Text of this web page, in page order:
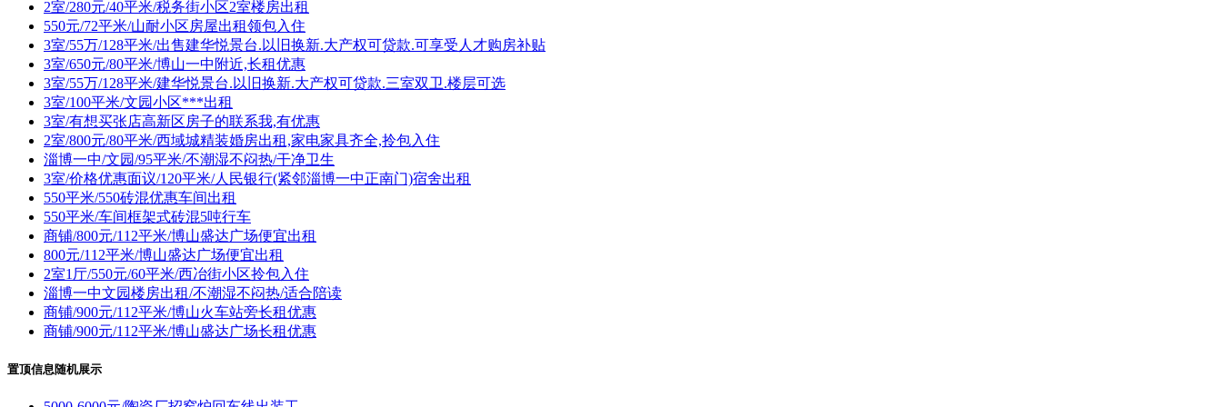
2室/280元/40平米/税务街小区2室楼房出租
550元/72平米/山耐小区房屋出租领包入住
3室/55万/128平米/出售建华悦景台.以旧换新.大产权可贷款.可享受人才购房补贴
3室/650元/80平米/博山一中附近,长租优惠
3室/55万/128平米/建华悦景台.以旧换新.大产权可贷款.三室双卫.楼层可选
3室/100平米/文园小区***出租
3室/有想买张店高新区房子的联系我,有优惠
2室/800元/80平米/西域城精装婚房出租,家电家具齐全,拎包入住
淄博一中/文园/95平米/不潮湿不闷热/干净卫生
3室/价格优惠面议/120平米/人民银行(紧邻淄博一中正南门)宿舍出租
550平米/550砖混优惠车间出租
550平米/车间框架式砖混5吨行车
商铺/800元/112平米/博山盛达广场便宜出租
800元/112平米/博山盛达广场便宜出租
2室1厅/550元/60平米/西冶街小区拎包入住
淄博一中文园楼房出租/不潮湿不闷热/适合陪读
商铺/900元/112平米/博山火车站旁长租优惠
商铺/900元/112平米/博山盛达广场长租优惠
置顶信息随机展示